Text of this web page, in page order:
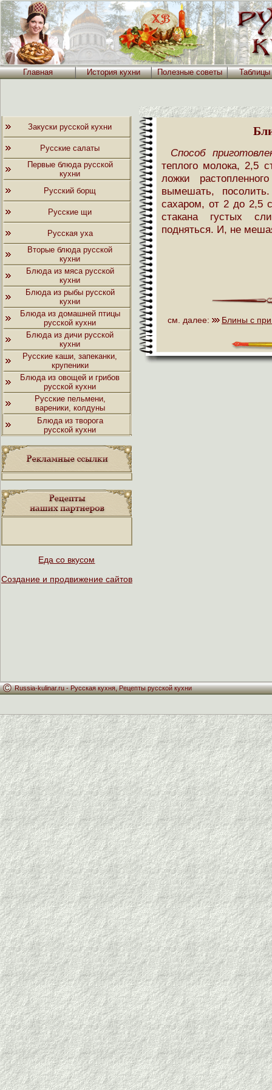
Главная История кухни Полезные советы
Закуски русской кухни
Русские салаты
Первые блюда русской
кухни
Русский борщ
Русские щи
Русская уха
Вторые блюда русской
кухни
Блюда из мяса русской
кухни
Блюда из рыбы русской
кухни
Блюда из домашней птицы
русской кухни
Блюда из дичи русской
кухни
Русские каши, запеканки,
крупеники
Блюда из овощей и грибов
русской кухни
Русские пельмени,
вареники, колдуны
Блюда из творога
русской кухни
Еда со вкусом
Создание и продвижение сайтов
Способ
теплого молока, 2,5
ложки
вымешать,
сахаром, от 2 до 2,5
стакана густых
подняться. И, не
см. далее: Блины с
Russia-kulinar.ru -Русская кухня,Рецепты русской кухни